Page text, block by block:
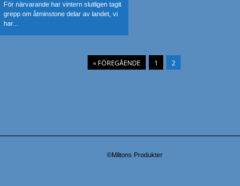
För närvarande har vintern slutligen tagit
grepp om åtminstone delar av landet, vi
har...
« FÖREGÅENDE 1 2
©Miltons Produkter